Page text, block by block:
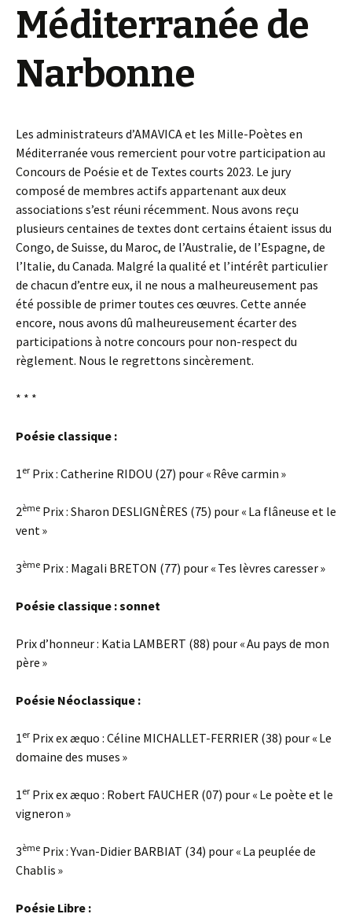
Méditerranée de
Narbonne
Les administrateurs d’AMAVICA et les Mille-Poètes en
Méditerranée vous remercient pour votre participation au
Concours de Poésie et de Textes courts 2023. Le jury
composé de membres actifs appartenant aux deux
associations s’est réuni récemment. Nous avons reçu
plusieurs centaines de textes dont certains étaient issus du
Congo, de Suisse, du Maroc, de l’Australie, de l’Espagne, de
l’Italie, du Canada. Malgré la qualité et l’intérêt particulier
de chacun d’entre eux, il ne nous a malheureusement pas
été possible de primer toutes ces œuvres. Cette année
encore, nous avons dû malheureusement écarter des
participations à notre concours pour non-respect du
règlement. Nous le regrettons sincèrement.
* * *
Poésie classique :
1er Prix : Catherine RIDOU (27) pour « Rêve carmin »
2ème Prix : Sharon DESLIGNÈRES (75) pour « La flâneuse et le
vent »
3ème Prix : Magali BRETON (77) pour « Tes lèvres caresser »
Poésie classique : sonnet
Prix d’honneur : Katia LAMBERT (88) pour « Au pays de mon
père »
Poésie Néoclassique :
1er Prix ex æquo : Céline MICHALLET-FERRIER (38) pour « Le
domaine des muses »
1er Prix ex æquo : Robert FAUCHER (07) pour « Le poète et le
vigneron »
3ème Prix : Yvan-Didier BARBIAT (34) pour « La peuplée de
Chablis »
Poésie Libre :